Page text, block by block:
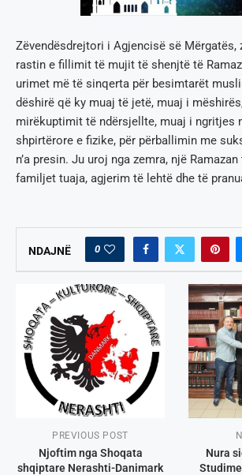
Zëvendësdrejtori i Agjencisë së Mërgatës,
rastin e fillimit të mujit të shenjtë të
urimet më të sinqerta për besimtarët
dëshirë që ky muaj të jetë, muaj i
mirëkuptimit të ndërsjellte, muaj i ngritjes
shpirtërore e fizike, për përballimin me
n’a presin. Ju uroj nga zemra, një
familjet tuaja, agjerim të lehtë dhe të
NDAJNË 0
PREVIOUS POST
Njoftim nga Shoqata
shqiptare Nerashti-Danimark
Nura